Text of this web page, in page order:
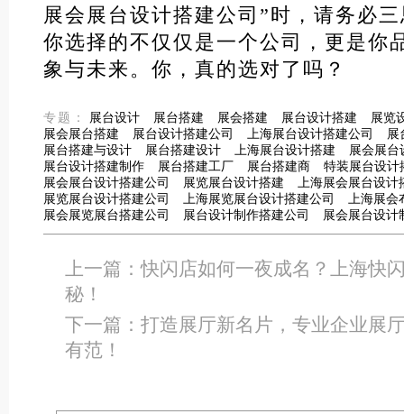
展会展台设计搭建公司”时，请务必
你选择的不仅仅是一个公司，更是你
象与未来。你，真的选对了吗？
专题： 展台设计 展台搭建 展会搭建 展台设计搭建
展览
展会展台搭建
展台设计搭建公司 上海展台设计搭建公司
展
展台搭建与设计
展台搭建设计 上海展台设计搭建
展会展台
展台设计搭建制作
展台搭建工厂 展台搭建商
特装展台设计
展会展台设计搭建公司
展览展台设计搭建
上海展会展台设计
展览展台设计搭建公司
上海展览展台设计搭建公司
上海展
展会展览展台搭建公司
展台设计制作搭建公司 展会展台设计
上一篇：快闪店如何一夜成名？上海快
秘！
下一篇：打造展厅新名片，专业企业展
有范！